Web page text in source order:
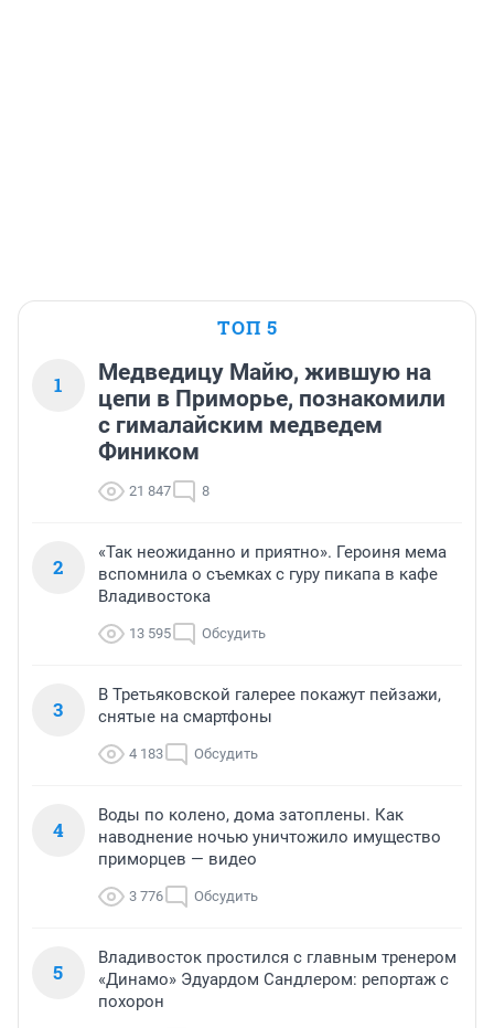
ТОП 5
1
Медведицу Майю, жившую на
цепи в Приморье, познакомили
с гималайским медведем
Фиником
21 847 8
2
«Так неожиданно и приятно». Героиня мема
вспомнила о съемках с гуру пикапа в кафе
Владивостока
13 595 Обсудить
3
В Третьяковской галерее покажут пейзажи,
снятые на смартфоны
4 183 Обсудить
4
Воды по колено, дома затоплены. Как
наводнение ночью уничтожило имущество
приморцев — видео
3 776 Обсудить
5
Владивосток простился с главным тренером
«Динамо» Эдуардом Сандлером: репортаж с
похорон